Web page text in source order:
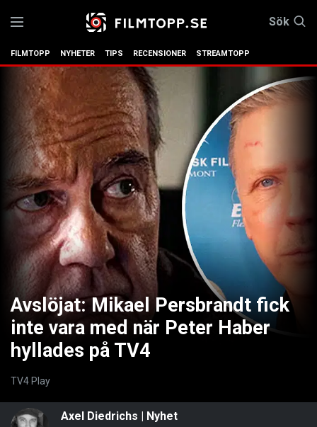
Sök
FILMTOPP NYHETER TIPS RECENSIONER STREAMTOPP
Avslöjat: Mikael Persbrandt fick
inte vara med när Peter Haber
hyllades på TV4
TV4 Play
Axel Diedrichs | Nyhet